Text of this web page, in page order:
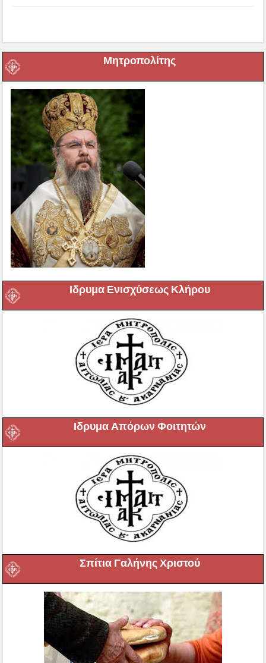
Μητροπολίτης
Ιδρυμα Ενισχύσεως Κλήρου
Ιδρυμα Απόρων Φοιτητών
Σπίτια Γαλήνης Χριστού